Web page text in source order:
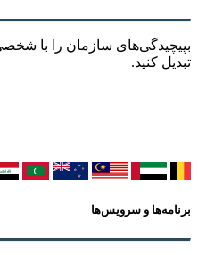
بپیچیدگی‌های سازمان را با
تبدیل کنید.
برنامه‌ها و سرویس‌ها